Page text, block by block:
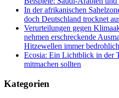
In der afrikanischen
doch Deutschland trocknet
Verurteilungen gegen
nehmen erschreckende
Hitzewellen immer
Ecosia: Ein Lichtblick in der
mitmachen sollten
Kategorien